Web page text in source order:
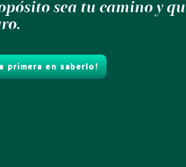
sea tu camino y
primera en saberlo!